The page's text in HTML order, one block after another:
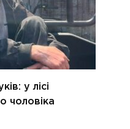
у лісі
чоловіка